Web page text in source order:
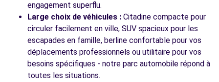
engagement superflu.
Large choix de véhicules : Citadine compacte pour
circuler facilement en ville, SUV spacieux pour les
escapades en famille, berline confortable pour vos
déplacements professionnels ou utilitaire pour vos
besoins spécifiques - notre parc automobile répond à
toutes les situations.